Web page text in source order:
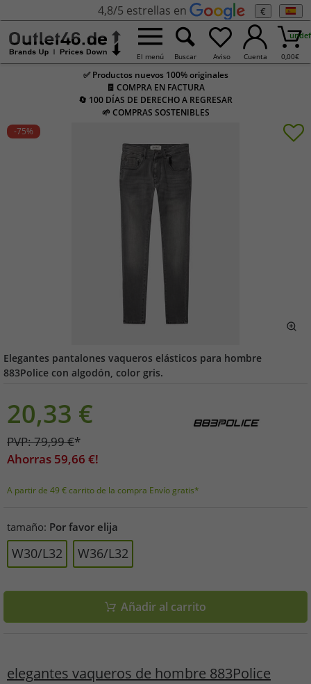
4,8/5 estrellas en €
El menú Buscar Aviso Cuenta 0,00€
✅ Productos nuevos 100% originales
🧾 COMPRA EN FACTURA
🔄 100 DÍAS DE DERECHO A REGRESAR
🌱 COMPRAS SOSTENIBLES
-75%
Elegantes pantalones vaqueros elásticos para hombre
883Police con algodón, color gris.
20,33 €
PVP:79,99€*
Ahorras 59,66 €!
A partir de 49 € carrito de la compra Envío gratis*
tamaño: Por favor elija
W30/L32 W36/L32
Añadir al carrito
elegantes vaqueros de hombre 883Police